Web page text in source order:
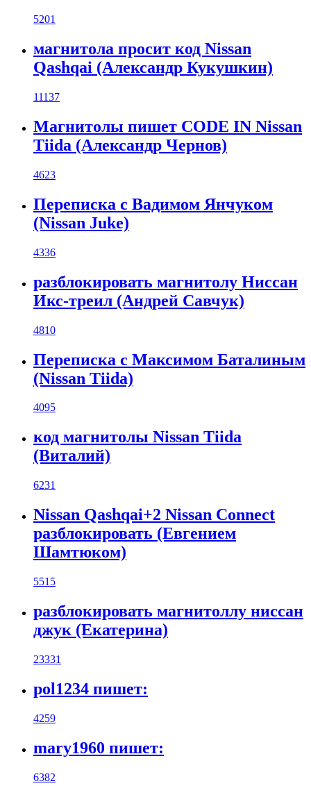
5201
магнитола просит код Nissan
Qashqai (Александр Кукушкин)
11137
Магнитолы пишет CODE IN Nissan
Tiida (Александр Чернов)
4623
Переписка с Вадимом Янчуком
(Nissan Juke)
4336
разблокировать магнитолу Ниссан
Икс-треил (Андрей Савчук)
4810
Переписка с Максимом Баталиным
(Nissan Tiida)
4095
код магнитолы Nissan Tiida
(Виталий)
6231
Nissan Qashqai+2 Nissan Connect
разблокировать (Евгением
Шамтюком)
5515
разблокировать магнитоллу ниссан
джук (Екатерина)
23331
pol1234 пишет:
4259
mary1960 пишет:
6382